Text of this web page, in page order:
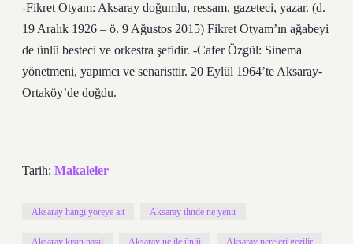
-Fikret Otyam: Aksaray doğumlu, ressam, gazeteci, yazar. (d.
19 Aralık 1926 – ö. 9 Ağustos 2015) Fikret Otyam’ın ağabeyi
de ünlü besteci ve orkestra şefidir. -Cafer Özgül: Sinema
yönetmeni, yapımcı ve senaristtir. 20 Eylül 1964’te Aksaray-
Ortaköy’de doğdu.
Tarih: Makaleler
Aksaray hangi yöreye ait Aksaray ilinde ne yenir
Aksaray kışın nasıl Aksaray ne ile ünlü Aksaray nereleri gezilir